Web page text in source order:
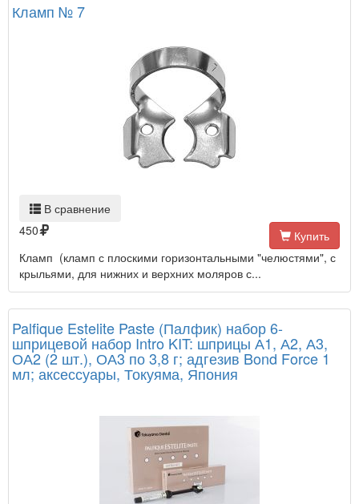
Кламп № 7
В сравнение
450
Купить
Кламп (кламп с плоскими горизонтальными "челюстями", с
крыльями, для нижних и верхних моляров с...
Palfique Estelite Paste (Палфик) набор 6-
шприцевой набор Intro KIT: шприцы А1, А2, А3,
ОА2 (2 шт.), ОА3 по 3,8 г; адгезив Bond Force 1
мл; аксессуары, Токуяма, Япония